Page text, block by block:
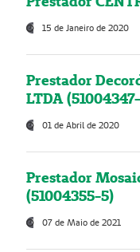
15 de Janeiro de 2020
Prestador
LTDA
01 de Abril de 2020
Prestador
(51004355-5)
07 de Maio de 2021